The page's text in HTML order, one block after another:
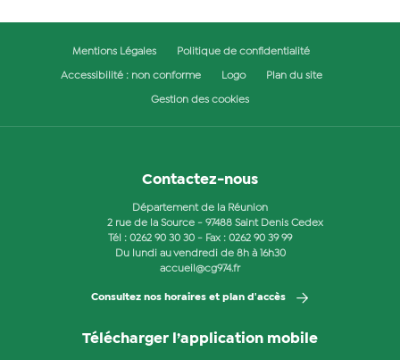
Mentions Légales Politique de confidentialité
Accessibilité : non conforme Logo Plan du site
Gestion des cookies
Contactez-nous
Département de la Réunion
2 rue de la Source - 97488 Saint Denis Cedex
Tél : 0262 90 30 30 - Fax : 0262 90 39 99
Du lundi au vendredi de 8h à 16h30
accueil@cg974.fr
Consultez nos horaires et plan d'accès
Télécharger l’application mobile